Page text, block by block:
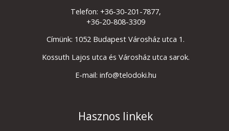
Telefon: +36-30-201-7877,
+36-20-808-3309
Címünk: 1052 Budapest Városház utca 1.
Kossuth Lajos utca és Városház utca sarok.
E-mail: info@telodoki.hu
Hasznos linkek